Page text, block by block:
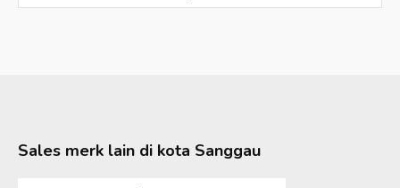
Sales merk lain di kota Sanggau